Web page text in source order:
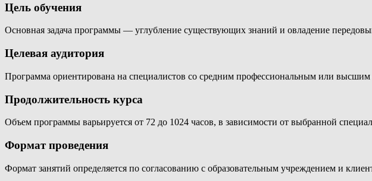
Цель обучения
Основная задача программы — углубление существующих знаний и овладение
Целевая аудитория
Программа ориентирована на специалистов со средним профессиональным или высшим
Продолжительность курса
Объем программы варьируется от 72 до 1024 часов, в зависимости от выбранной
Формат проведения
Формат занятий определяется по согласованию с образовательным учреждением и